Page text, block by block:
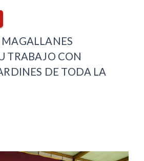
MAGALLANES
TRABAJO CON
DE TODA LA